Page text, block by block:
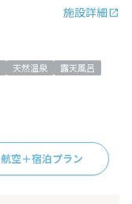
施設詳細
天然温泉
露天風呂
航空＋宿泊プラン